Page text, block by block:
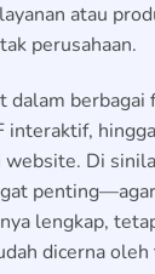
atau
perusahaan.
dalam
interaktif,
Di
lengkap,
dicerna